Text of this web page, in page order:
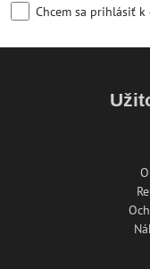
Chcem sa prihlásiť